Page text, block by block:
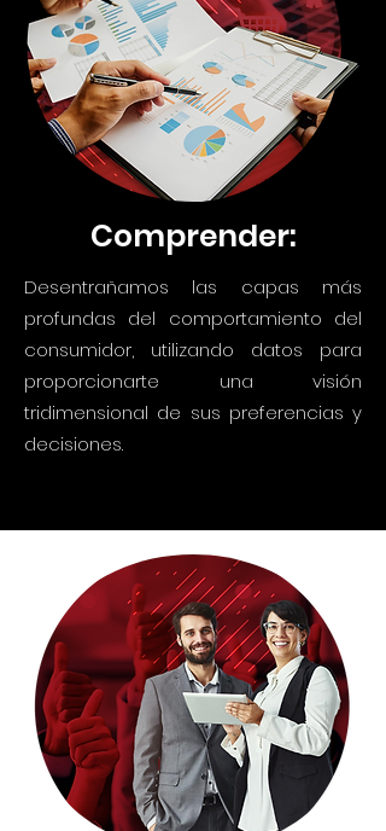
Comprender:
Desentrañamos las capas más
profundas del comportamiento del
consumidor, utilizando datos para
proporcionarte una visión
tridimensional de sus preferencias y
decisiones.